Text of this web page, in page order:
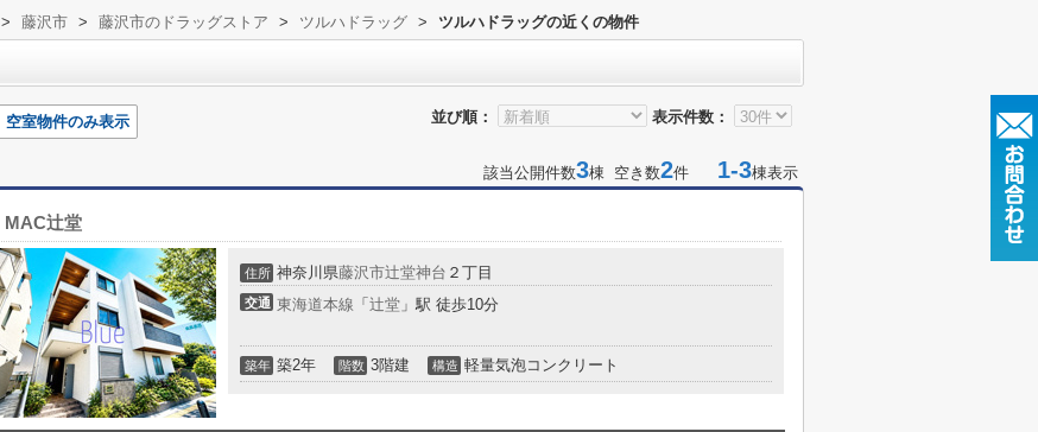
> 藤沢市 > 藤沢市のドラッグストア > ツルハドラッグ > ツルハドラッグの近くの物件
並び順： 表示件数：
空室物件のみ表示
該当公開件数3棟 空き数2件 1-3棟表示
MAC辻堂
住所 神奈川県藤沢市辻堂神台 ２丁目
交通 東海道本線 「 辻堂 」駅 徒歩10分
築年 築2年 階数 3階建 構造 軽量気泡コンクリート